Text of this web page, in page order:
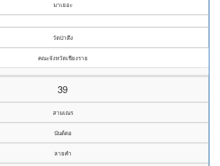
มาเยอะ
วัดป่าตึง
คณะจังหวัดเชียงราย
39
สามเณร
นันต์ตอ
ลายคำ